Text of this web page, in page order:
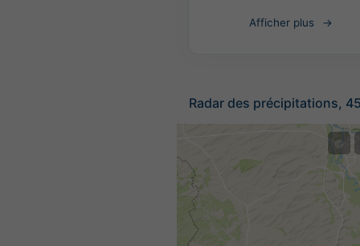
Afficher plus
Radar des précipitations,
©